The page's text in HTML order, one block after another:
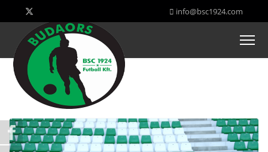
info@bsc1924.com